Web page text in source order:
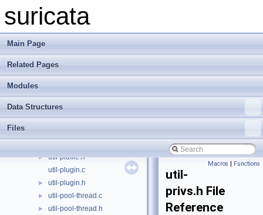
suricata
Main Page
Related Pages
Modules
Data Structures
Files
util-mpm-hs-core.h
►
► util-mpm.c
► util-mpm.h
► util-pages.h
► util-path.c
► util-pidfile.h
util-plugin.c
► util-plugin.h
► util-pool-thread.c
► util-pool-thread.h
Macros | Functions
util-
privs.h File
Reference